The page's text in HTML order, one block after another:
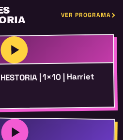
VER PROGRAMA
| 1×10 | Harriet